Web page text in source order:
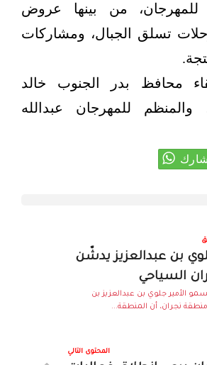
للمهرجان، من بينها عروض
تسلق الجبال، ومشاركات
محافظ بدر الجنوب خالد
والمنظم للمهرجان عبدالله
بن عبدالعزيز يدشّن
السياحي
الأمير جلوي بن عبدالعزيز بن
نجران، أن المنطقة...
المحتوى التالي